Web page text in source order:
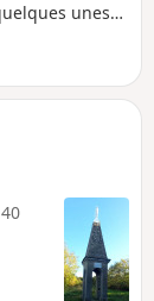
unes